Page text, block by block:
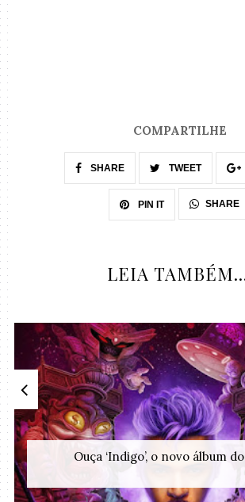
COMPARTILHE
SHARE TWEET
PIN IT SHARE
LEIA
Ouça ‘Indigo’, o novo álbum